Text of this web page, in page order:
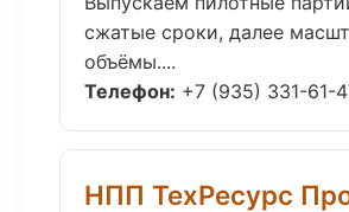
сжатые сроки, далее
объёмы....
Телефон: +7 (935) 331-61-
НПП ТехРесурс